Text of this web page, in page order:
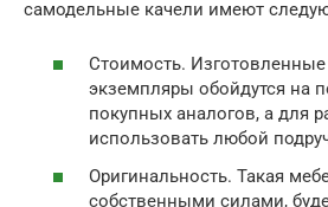
самодельные качели имеют
Стоимость. Изготовленные
экземпляры обойдутся на
покупных аналогов, а для
использовать любой
Оригинальность. Такая
собственными силами,